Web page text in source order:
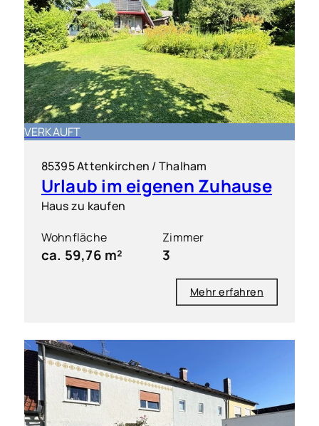
VERKAUFT
85395 Attenkirchen / Thalham
Urlaub im eigenen Zuhause
Haus zu kaufen
Wohnfläche
ca. 59,76 m²
Zimmer
3
Mehr erfahren